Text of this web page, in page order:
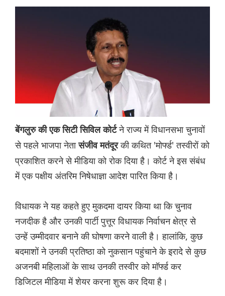
बेंगलुरु की एक सिटी सिविल कोर्टने राज्य में विधानसभा चुनावों
से पहले भाजपा नेतासंजीव मतंदूरकी कथित 'मोर्फ्ड' तस्वीरों को
प्रकाशित करने से मीडिया को रोक दिया है। कोर्ट ने इस संबंध
में एक पक्षीय अंतरिम निषेधाज्ञा आदेश पारित किया है।
विधायक ने यह कहते हुए मुकदमा दायर किया था कि चुनाव
नजदीक है और उनकी पार्टी पुत्तूर विधायक निर्वाचन क्षेत्र से
उन्हें उम्मीदवार बनाने की घोषणा करने वाली है। हालांकि, कुछ
बदमाशों ने उनकी प्रतिष्ठा को नुकसान पहुंचाने के इरादे से कुछ
अजनबी महिलाओं के साथ उनकी तस्वीर को मॉर्फ्ड कर
डिजिटल मीडिया में शेयर करना शुरू कर दिया है।